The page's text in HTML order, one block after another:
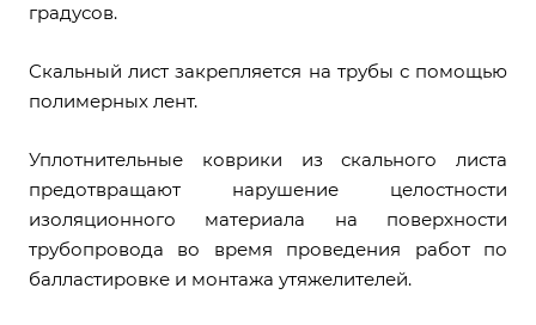
градусов.
Скальный лист закрепляется на трубы с помощью
полимерных лент.
Уплотнительные коврики из скального листа
предотвращают нарушение целостности
изоляционного материала на поверхности
трубопровода во время проведения работ по
балластировке и монтажа утяжелителей.